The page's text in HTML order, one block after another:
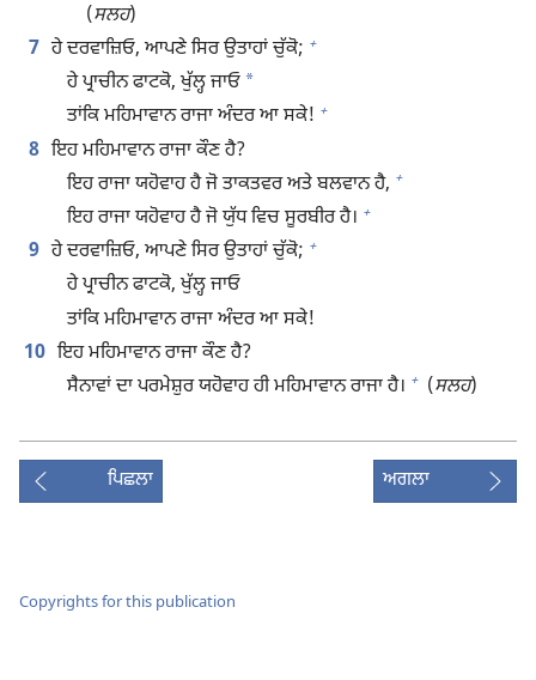
(ਸਲਹ)
7 ਹੇ ਦਰਵਾਜ਼ਿਓ, ਆਪਣੇ ਸਿਰ ਉਤਾਹਾਂ ਚੁੱਕੋ; +
ਹੇ ਪ੍ਰਾਚੀਨ ਫਾਟਕੋ, ਖੁੱਲ੍ਹ ਜਾਓ *
ਤਾਂਕਿ ਮਹਿਮਾਵਾਨ ਰਾਜਾ ਅੰਦਰ ਆ ਸਕੇ! +
8 ਇਹ ਮਹਿਮਾਵਾਨ ਰਾਜਾ ਕੌਣ ਹੈ?
ਇਹ ਰਾਜਾ ਯਹੋਵਾਹ ਹੈ ਜੋ ਤਾਕਤਵਰ ਅਤੇ ਬਲਵਾਨ ਹੈ, +
ਇਹ ਰਾਜਾ ਯਹੋਵਾਹ ਹੈ ਜੋ ਯੁੱਧ ਵਿਚ ਸੂਰਬੀਰ ਹੈ। +
9 ਹੇ ਦਰਵਾਜ਼ਿਓ, ਆਪਣੇ ਸਿਰ ਉਤਾਹਾਂ ਚੁੱਕੋ; +
ਹੇ ਪ੍ਰਾਚੀਨ ਫਾਟਕੋ, ਖੁੱਲ੍ਹ ਜਾਓ
ਤਾਂਕਿ ਮਹਿਮਾਵਾਨ ਰਾਜਾ ਅੰਦਰ ਆ ਸਕੇ!
10 ਇਹ ਮਹਿਮਾਵਾਨ ਰਾਜਾ ਕੌਣ ਹੈ?
ਸੈਨਾਵਾਂ ਦਾ ਪਰਮੇਸ਼ੁਰ ਯਹੋਵਾਹ ਹੀ ਮਹਿਮਾਵਾਨ ਰਾਜਾ ਹੈ। + (ਸਲਹ)
ਪਿਛਲਾ ਅਗਲਾ
Copyrights for this publication